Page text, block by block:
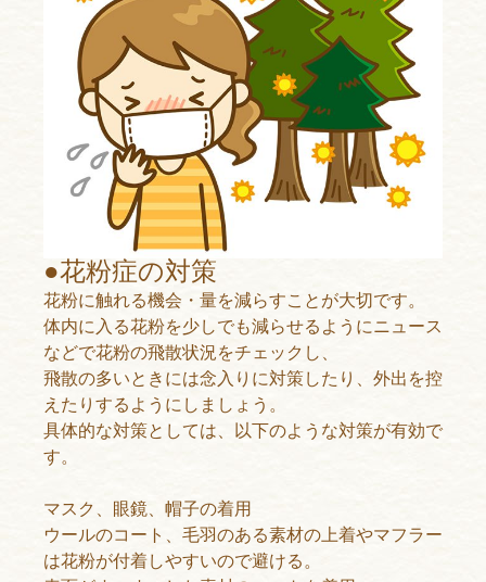
●花粉症の対策
花粉に触れる機会・量を減らすことが大切です。
体内に入る花粉を少しでも減らせるようにニュース
などで花粉の飛散状況をチェックし、
飛散の多いときには念入りに対策したり、外出を控
えたりするようにしましょう。
具体的な対策としては、以下のような対策が有効で
す。
マスク、眼鏡、帽子の着用
ウールのコート、毛羽のある素材の上着やマフラー
は花粉が付着しやすいので避ける。